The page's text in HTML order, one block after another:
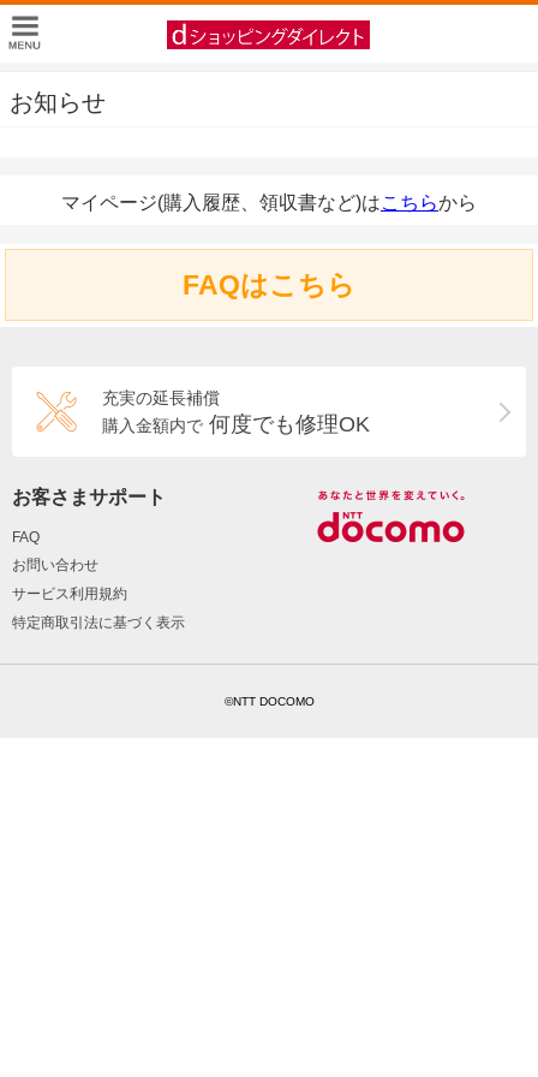
お知らせ
マイページ(購入履歴、領収書など)はこちらから
FAQはこちら
充実の延長補償
購入金額内で 何度でも修理OK
お客さまサポート
FAQ
お問い合わせ
サービス利用規約
特定商取引法に基づく表示
©NTT DOCOMO